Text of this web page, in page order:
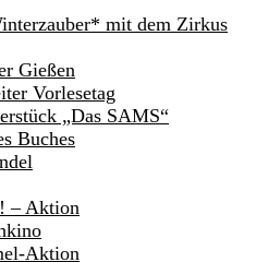
mit dem Zirkus
Gießen
Vorlesetag
„Das SAMS“
Buches
– Aktion
Aktion